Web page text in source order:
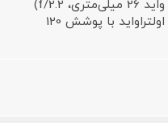
12 مگاپیکسل (لنز اولتراواید با پوشش 120